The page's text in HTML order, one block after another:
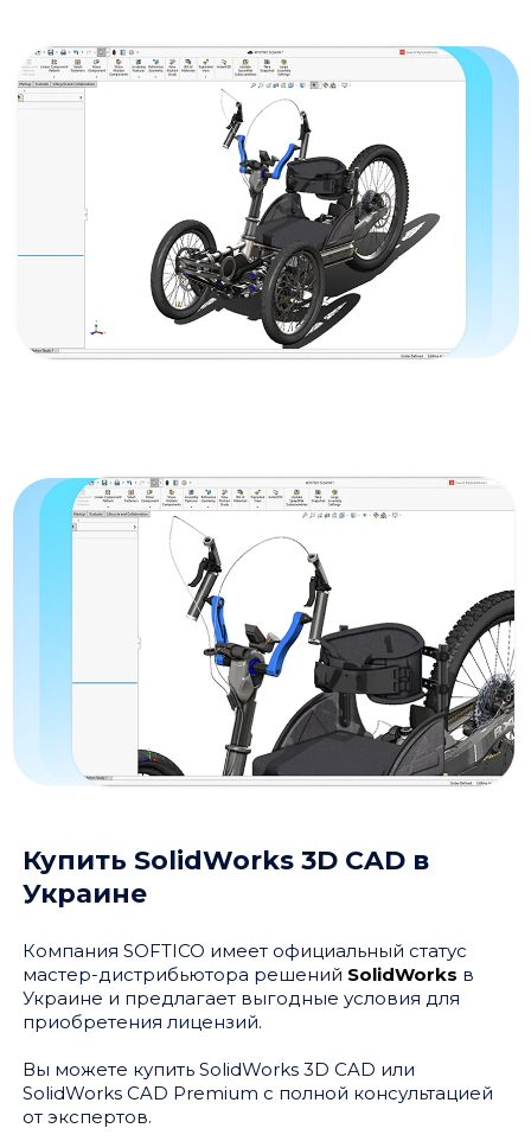
Купить SolidWorks 3D CAD в
Украине
Компания SOFTICO имеет официальный статус
мастер-дистрибьютора решений SolidWorks в
Украине и предлагает выгодные условия для
приобретения лицензий.
Вы можете купить SolidWorks 3D CAD или
SolidWorks CAD Premium с полной консультацией
от экспертов.